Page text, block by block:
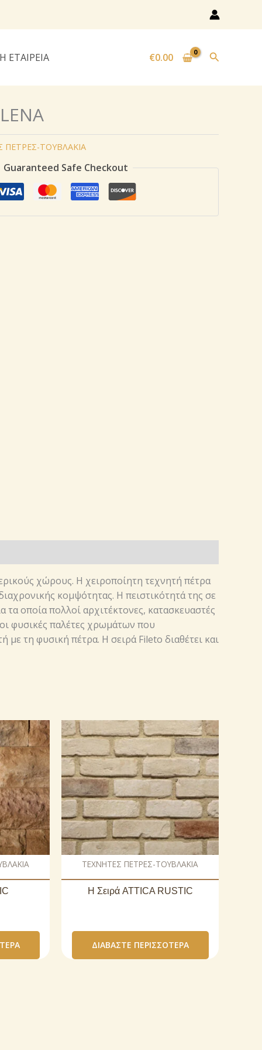
ΕΤΑΙΡΕΙΑ €0.00
ΠΕΤΡΕΣ-ΤΟΥΒΛΑΚΙΑ
Guaranteed Safe Checkout
χώρους. Η χειροποίητη τεχνητή πέτρα
κομψότητας. H πειστικότητά της σε
οποία πολλοί αρχιτέκτονες, κατασκευαστές
φυσικές παλέτες χρωμάτων που
τη φυσική πέτρα. Η σειρά Fileto διαθέτει και
ΤΕΧΝΗΤΕΣ ΠΕΤΡΕΣ-ΤΟΥΒΛΑΚΙΑ
Η Σειρά ATTICA RUSTIC
ΔΙΑΒΆΣΤΕ ΠΕΡΙΣΣΌΤΕΡΑ